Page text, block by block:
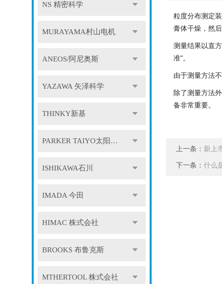
NS 精密科学
MURAYAMA村山电机
ANEOS/阿尼奥斯
YAZAWA 矢泽科学
THINKY新基
PARKER TAIYO太阳铁工
ISHIKAWA石川
IMADA 今田
HIMAC 株式会社
BROOKS 布鲁克斯
MTHERTOOL 株式会社
粒度分布测定
膏体干燥，然
测量结果以直
准"。
由于测量方法
除了测量方法
备非常重要。
上一条： 新上
下一条： 什么